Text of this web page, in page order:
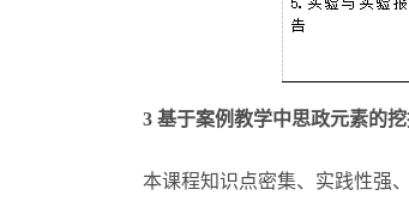
3 基于案例教学中思政元素的
本课程知识点密集、实践性强